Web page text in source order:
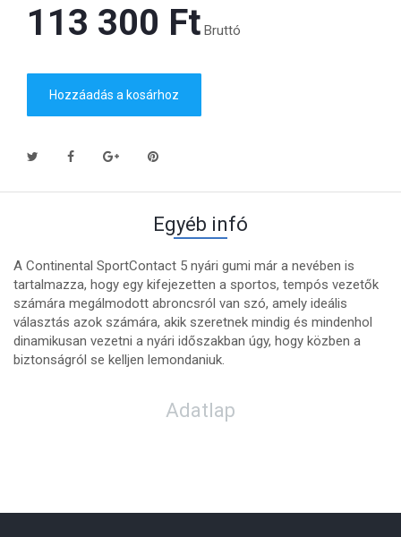
113 300 Ft‎ Bruttó
Hozzáadás a kosárhoz
Egyéb infó
A Continental SportContact 5 nyári gumi már a nevében is
tartalmazza, hogy egy kifejezetten a sportos, tempós vezetők
számára megálmodott abroncsról van szó, amely ideális
választás azok számára, akik szeretnek mindig és mindenhol
dinamikusan vezetni a nyári időszakban úgy, hogy közben a
biztonságról se kelljen lemondaniuk.
Adatlap